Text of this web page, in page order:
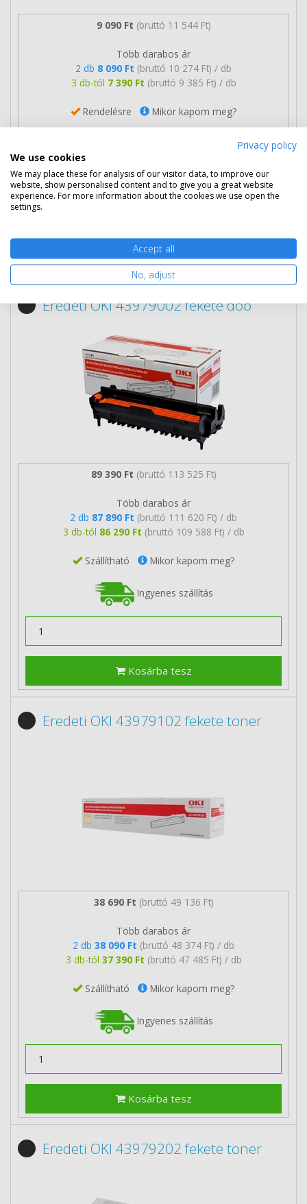
9 090 Ft (bruttó 11 544 Ft)
Több darabos ár
2 db 8 090 Ft (bruttó 10 274 Ft) / db
3 db-tól 7 390 Ft (bruttó 9 385 Ft) / db
Rendelésre Mikor kapom meg?
Eredeti kellékek 4 termék
Eredeti OKI 43979002 fekete dob
89 390 Ft (bruttó 113 525 Ft)
Több darabos ár
2 db 87 890 Ft (bruttó 111 620 Ft) / db
3 db-tól 86 290 Ft (bruttó 109 588 Ft) / db
Szállítható Mikor kapom meg?
Ingyenes szállítás
Kosárba tesz
Eredeti OKI 43979102 fekete toner
38 690 Ft (bruttó 49 136 Ft)
Több darabos ár
2 db 38 090 Ft (bruttó 48 374 Ft) / db
3 db-tól 37 390 Ft (bruttó 47 485 Ft) / db
Szállítható Mikor kapom meg?
Ingyenes szállítás
Kosárba tesz
Eredeti OKI 43979202 fekete toner
Privacy policy
We use cookies
We may place these for analysis of our visitor data, to improve our
website, show personalised content and to give you a great website
experience. For more information about the cookies we use open the
settings.
Accept all
No, adjust